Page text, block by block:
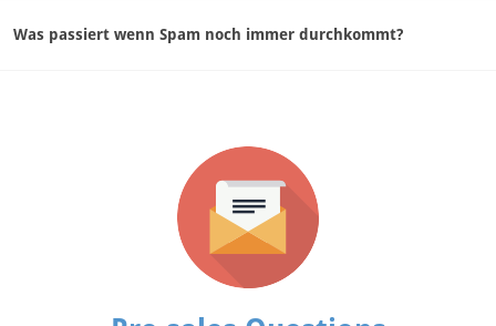
Was passiert wenn Spam noch immer durchkommt?